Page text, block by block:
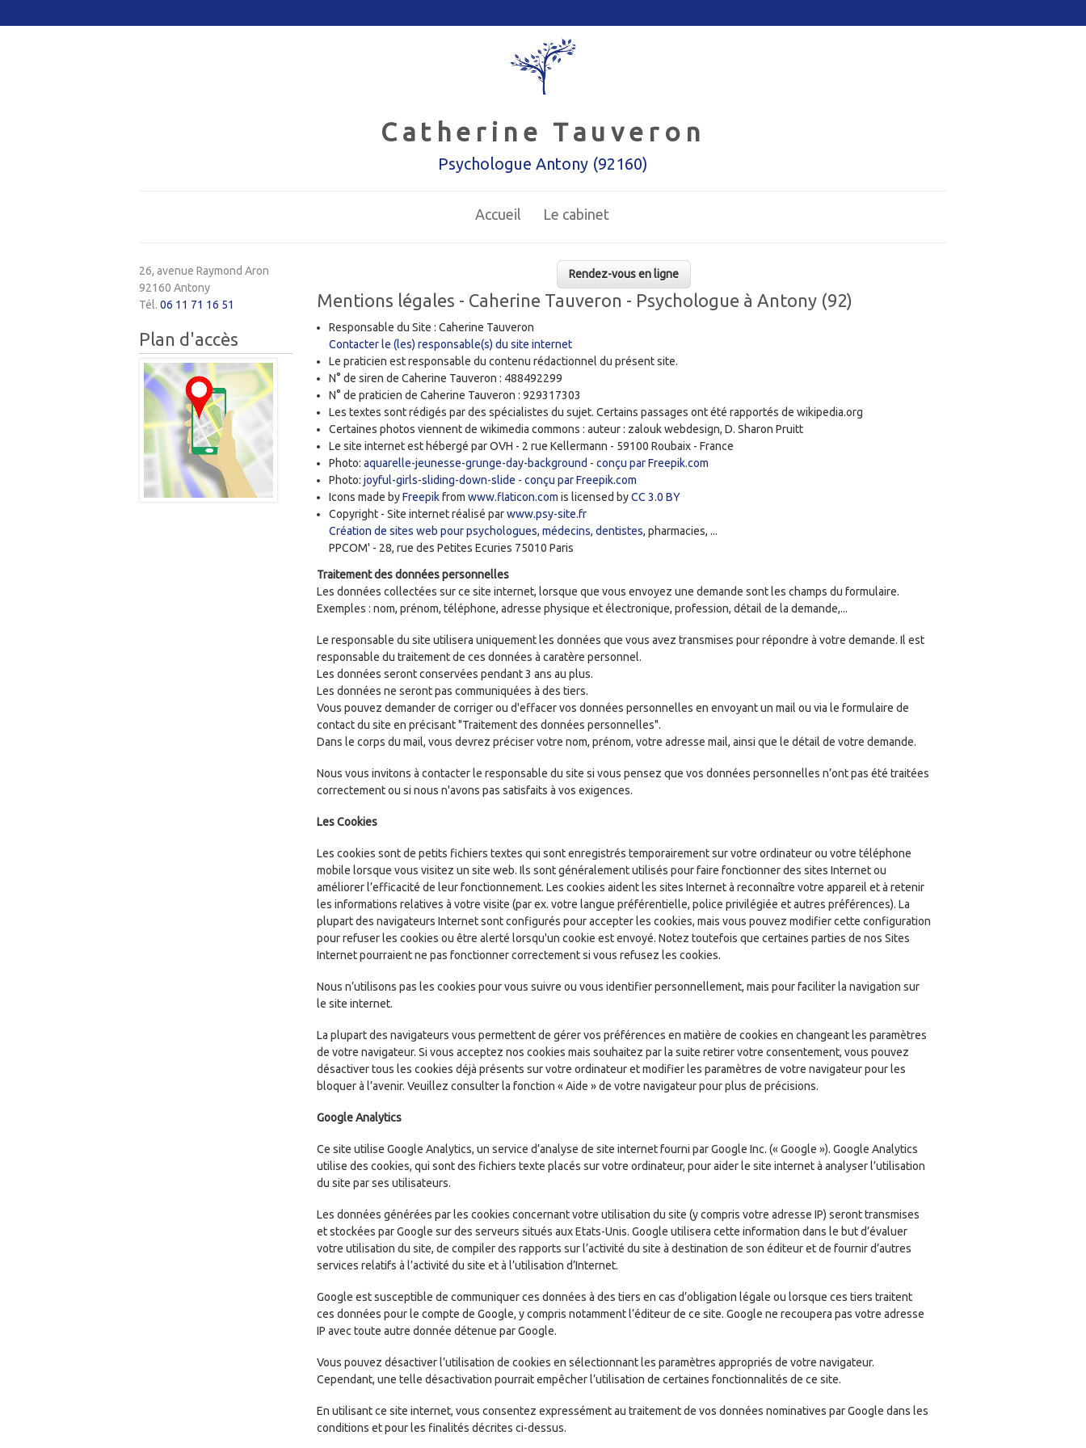
Catherine Tauveron
Psychologue Antony (92160)
Accueil Le cabinet
Rendez-vous en ligne
Mentions légales - Caherine Tauveron - Psychologue à Antony (92)
Responsable du Site : Caherine Tauveron
Contacter le (les) responsable(s) du site internet
Le praticien est responsable du contenu rédactionnel du présent site.
N° de siren de Caherine Tauveron : 488492299
N° de praticien de Caherine Tauveron : 929317303
Les textes sont rédigés par des spécialistes du sujet. Certains passages ont été rapportés de wikipedia.org
Certaines photos viennent de wikimedia commons : auteur : zalouk webdesign, D. Sharon Pruitt
Le site internet est hébergé par OVH - 2 rue Kellermann - 59100 Roubaix - France
Photo: aquarelle-jeunesse-grunge-day-background - conçu par Freepik.com
Photo: joyful-girls-sliding-down-slide - conçu par Freepik.com
Icons made byFreepikfrom www.flaticon.com is licensed byCC 3.0 BY
Copyright - Site internet réalisé parwww.psy-site.fr
Création de sites web pour psychologues, médecins, dentistes, pharmacies, ...
PPCOM' - 28, rue des Petites Ecuries 75010 Paris
Traitement des données personnelles
Les données collectées sur ce site internet, lorsque que vous envoyez une demande sont les champs du formulaire.
Exemples : nom, prénom, téléphone, adresse physique et électronique, profession, détail de la demande,...
Le responsable du site utilisera uniquement les données que vous avez transmises pour répondre à votre demande. Il est
responsable du traitement de ces données à caratère personnel.
Les données seront conservées pendant 3 ans au plus.
Les données ne seront pas communiquées à des tiers.
Vous pouvez demander de corriger ou d'effacer vos données personnelles en envoyant un mail ou via le formulaire de
contact du site en précisant "Traitement des données personnelles".
Dans le corps du mail, vous devrez préciser votre nom, prénom, votre adresse mail, ainsi que le détail de votre demande.
Nous vous invitons à contacter le responsable du site si vous pensez que vos données personnelles n’ont pas été traitées
correctement ou si nous n'avons pas satisfaits à vos exigences.
Les Cookies
Les cookies sont de petits fichiers textes qui sont enregistrés temporairement sur votre ordinateur ou votre téléphone
mobile lorsque vous visitez un site web. Ils sont généralement utilisés pour faire fonctionner des sites Internet ou
améliorer l’efficacité de leur fonctionnement. Les cookies aident les sites Internet à reconnaître votre appareil et à retenir
les informations relatives à votre visite (par ex. votre langue préférentielle, police privilégiée et autres préférences). La
plupart des navigateurs Internet sont configurés pour accepter les cookies, mais vous pouvez modifier cette configuration
pour refuser les cookies ou être alerté lorsqu'un cookie est envoyé. Notez toutefois que certaines parties de nos Sites
Internet pourraient ne pas fonctionner correctement si vous refusez les cookies.
Nous n’utilisons pas les cookies pour vous suivre ou vous identifier personnellement, mais pour faciliter la navigation sur
le site internet.
La plupart des navigateurs vous permettent de gérer vos préférences en matière de cookies en changeant les paramètres
de votre navigateur. Si vous acceptez nos cookies mais souhaitez par la suite retirer votre consentement, vous pouvez
désactiver tous les cookies déjà présents sur votre ordinateur et modifier les paramètres de votre navigateur pour les
bloquer à l’avenir. Veuillez consulter la fonction « Aide » de votre navigateur pour plus de précisions.
Google Analytics
Ce site utilise Google Analytics, un service d’analyse de site internet fourni par Google Inc. (« Google »). Google Analytics
utilise des cookies, qui sont des fichiers texte placés sur votre ordinateur, pour aider le site internet à analyser l’utilisation
du site par ses utilisateurs.
Les données générées par les cookies concernant votre utilisation du site (y compris votre adresse IP) seront transmises
et stockées par Google sur des serveurs situés aux Etats-Unis. Google utilisera cette information dans le but d’évaluer
votre utilisation du site, de compiler des rapports sur l’activité du site à destination de son éditeur et de fournir d’autres
services relatifs à l’activité du site et à l’utilisation d’Internet.
Google est susceptible de communiquer ces données à des tiers en cas d’obligation légale ou lorsque ces tiers traitent
ces données pour le compte de Google, y compris notamment l’éditeur de ce site. Google ne recoupera pas votre adresse
IP avec toute autre donnée détenue par Google.
Vous pouvez désactiver l’utilisation de cookies en sélectionnant les paramètres appropriés de votre navigateur.
Cependant, une telle désactivation pourrait empêcher l’utilisation de certaines fonctionnalités de ce site.
En utilisant ce site internet, vous consentez expressément au traitement de vos données nominatives par Google dans les
conditions et pour les finalités décrites ci-dessus.
26, avenue Raymond Aron
92160 Antony
Tél. 06 11 71 16 51
Plan d'accès